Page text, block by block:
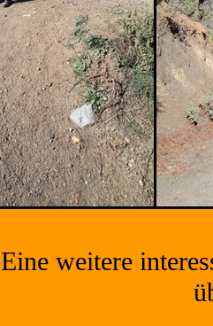
Eine weitere